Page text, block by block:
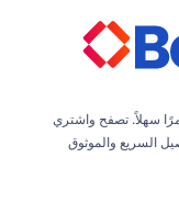
سهلاً. تصفح واشتري
السريع والموثوق